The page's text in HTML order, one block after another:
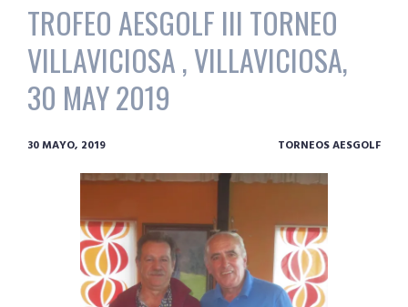
TROFEO AESGOLF III TORNEO
VILLAVICIOSA , VILLAVICIOSA,
30 MAY 2019
30 MAYO, 2019 TORNEOS AESGOLF